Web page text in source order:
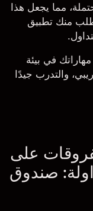
مما يجعل هذا
منك تطبيق
في بيئة
والتدرب جيدًا
على
صندوق